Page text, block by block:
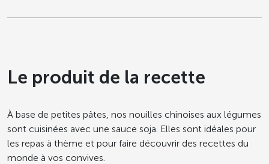
Le produit de la recette
À base de petites pâtes, nos nouilles chinoises aux légumes
sont cuisinées avec une sauce soja. Elles sont idéales pour
les repas à thème et pour faire découvrir des recettes du
monde à vos convives.